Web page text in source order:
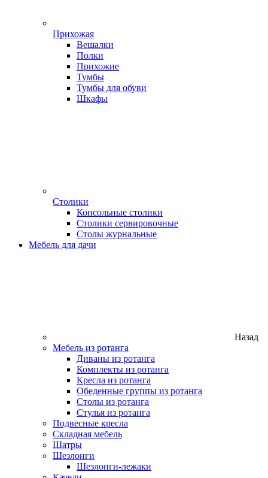
Прихожая
Вешалки
Полки
Прихожие
Тумбы
Тумбы для обуви
Шкафы
Столики
Консольные столики
Столики сервировочные
Столы журнальные
Мебель для дачи
Назад
Мебель из ротанга
Диваны из ротанга
Комплекты из ротанга
Кресла из ротанга
Обеденные группы из ротанга
Столы из ротанга
Стулья из ротанга
Подвесные кресла
Складная мебель
Шатры
Шезлонги
Шезлонги-лежаки